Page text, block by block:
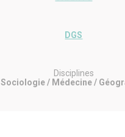
DGS
Disciplines
Sociologie / Médecine /